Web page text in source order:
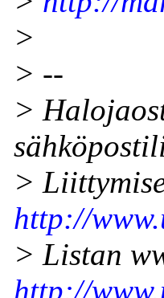
>
> --
>
>
http://
> Listan
http://